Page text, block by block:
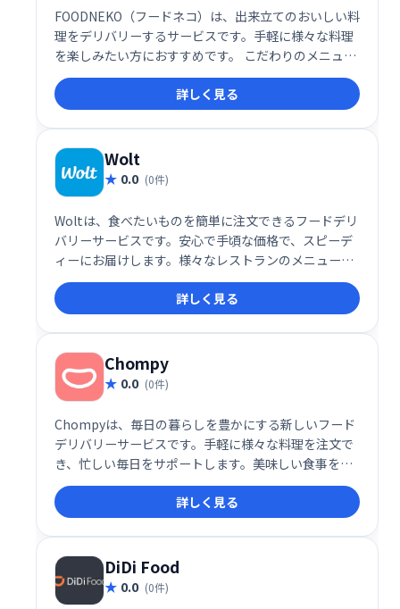
FOODNEKO（フードネコ）は、出来立てのおいしい料
理をデリバリーするサービスです。手軽に様々な料理
を楽しみたい方におすすめです。 こだわりのメニュー
を、迅���にお届けします。いつでも、どこでも、
美味しい食事を！
詳しく見る
Wolt
0.0 (0件)
Woltは、食べたいものを簡単に注文できるフードデリ
バリーサービスです。安心で手頃な価格で、スピーデ
ィーにお届けします。様々なレストランのメニューか
ら選べ、手軽に食事を楽しめます。
詳しく見る
Chompy
0.0 (0件)
Chompyは、毎日の暮らしを豊かにする新しいフード
デリバリーサービスです。手軽に様々な料理を注文で
き、忙しい毎日をサポートします。美味しい食事を、
あなたのそばへお届けします。
詳しく見る
DiDi Food
0.0 (0件)